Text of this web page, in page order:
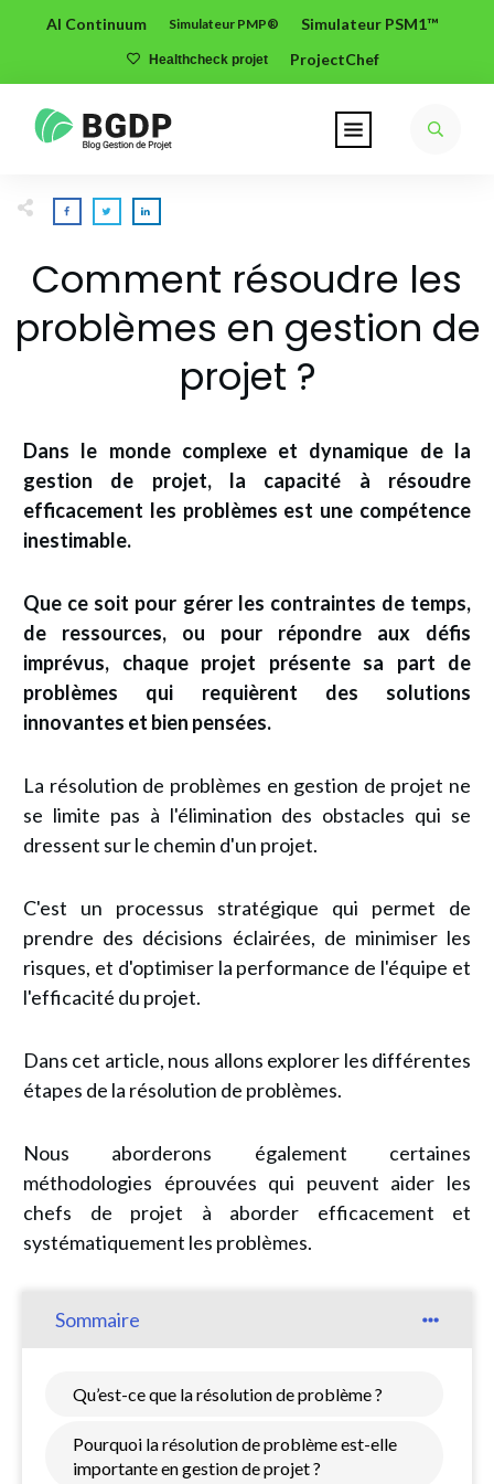
AI Continuum Simulateur PMP® Simulateur PSM1™
Healthcheck projet ProjectChef
Comment résoudre les
problèmes en gestion de
projet ?
Dans le monde complexe et dynamique de la
gestion de projet, la capacité à résoudre
efficacement les problèmes est une compétence
inestimable.
Que ce soit pour gérer les contraintes de temps,
de ressources, ou pour répondre aux défis
imprévus, chaque projet présente sa part de
problèmes qui requièrent des solutions
innovantes et bien pensées.
La résolution de problèmes en gestion de projet ne
se limite pas à l'élimination des obstacles qui se
dressent sur le chemin d'un projet.
C'est un processus stratégique qui permet de
prendre des décisions éclairées, de minimiser les
risques, et d'optimiser la performance de l'équipe et
l'efficacité du projet.
Dans cet article, nous allons explorer les différentes
étapes de la résolution de problèmes.
Nous aborderons également certaines
méthodologies éprouvées qui peuvent aider les
chefs de projet à aborder efficacement et
systématiquement les problèmes.
Sommaire
Qu’est-ce que la résolution de problème ?
Pourquoi la résolution de problème est-elle
importante en gestion de projet ?